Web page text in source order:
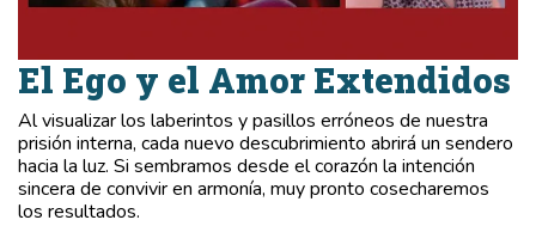
El Ego y el Amor Extendidos
Al visualizar los laberintos y pasillos erróneos de nuestra
prisión interna, cada nuevo descubrimiento abrirá un sendero
hacia la luz. Si sembramos desde el corazón la intención
sincera de convivir en armonía, muy pronto cosecharemos
los resultados.